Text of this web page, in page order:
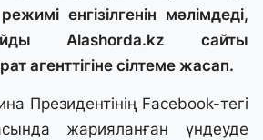
енгізілгенін мәлімдеді,
Alashorda.kz сайты
агенттігіне сілтеме жасап.
Президентінің Facebook-тегі
жарияланған үндеуде